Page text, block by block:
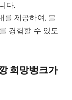
다.
를 제공하여, 불
경험할 수 있도
희망뱅크가